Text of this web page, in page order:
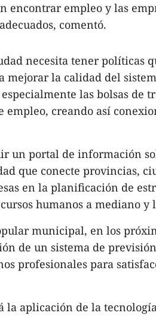
encontrar empleo y las
comentó.
necesita tener políticas
la calidad del
las bolsas de
creando así
un portal de información
que conecte provincias,
en la planificación de
humanos a mediano y
municipal, en los
de un sistema de
profesionales para
la aplicación de la